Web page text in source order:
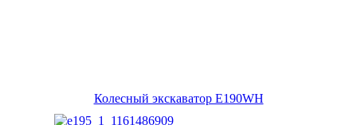
Колесный экскаватор E190WH